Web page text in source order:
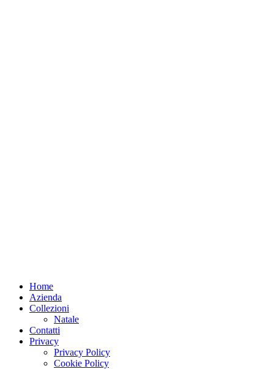
Home
Azienda
Collezioni
Natale
Contatti
Privacy
Privacy Policy
Cookie Policy